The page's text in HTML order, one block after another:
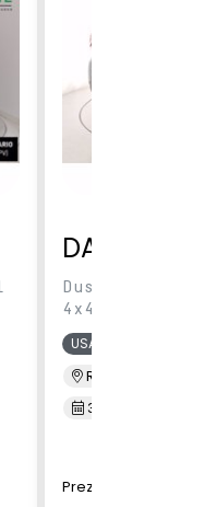
DACIA
Duster 1.5
4x4
USATO
Renord Inzago
3/2023
Prezzo Renord